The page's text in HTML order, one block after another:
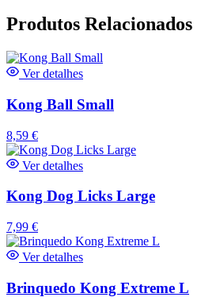
Produtos Relacionados
Ver detalhes
Kong Ball Small
8,59 €
Ver detalhes
Kong Dog Licks Large
7,99 €
Ver detalhes
Brinquedo Kong Extreme L